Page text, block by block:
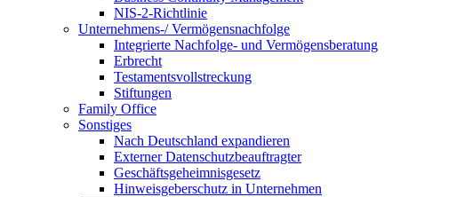
NIS-2-Richtlinie
Unternehmens-/Vermögensnachfolge
Integrierte Nachfolge- und Vermögensberatung
Erbrecht
Testamentsvollstreckung
Stiftungen
Family Office
Sonstiges
Nach Deutschland expandieren
Externer Datenschutzbeauftragter
Geschäftsgeheimnisgesetz
Hinweisgeberschutz in Unternehmen